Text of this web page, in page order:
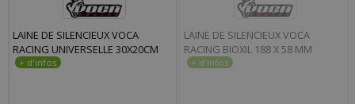
LAINE DE SILENCIEUX VOCA
RACING UNIVERSELLE 30X20CM
LAINE DE SILENCIEUX VOCA
RACING BIOXIL 188 X 58 MM